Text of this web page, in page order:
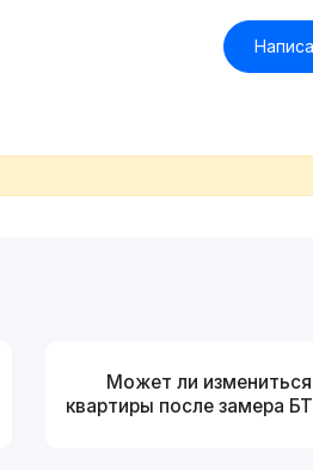
Может ли
квартиры после замера